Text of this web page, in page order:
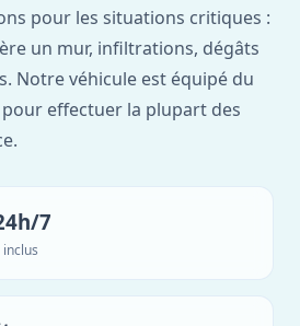
pour les situations critiques :
un mur, infiltrations, dégâts
Notre véhicule est équipé du
effectuer la plupart des
7